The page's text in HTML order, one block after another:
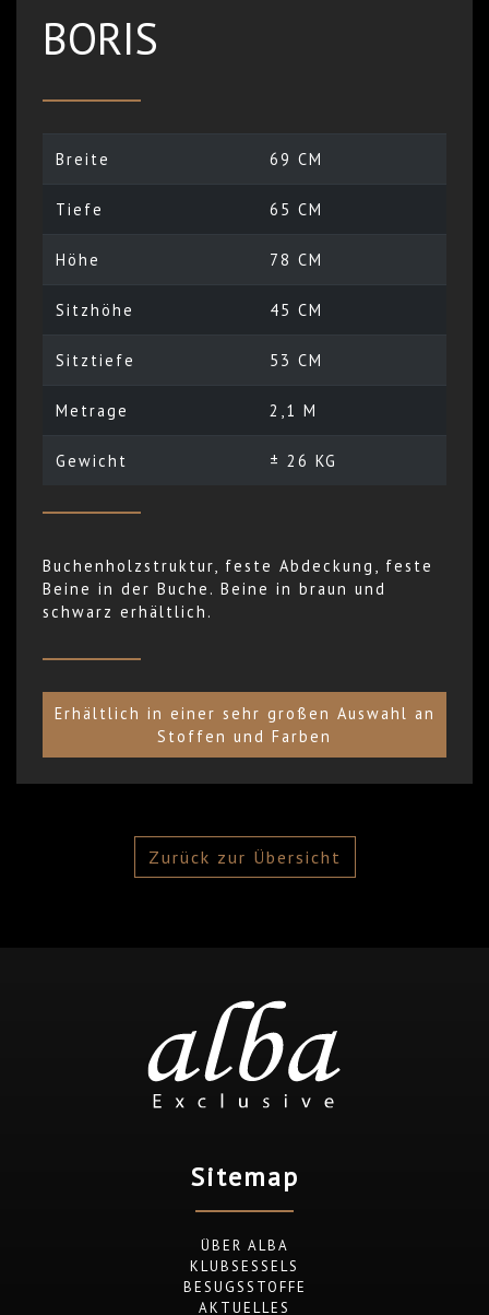
BORIS
Breite 69 CM
Tiefe 65 CM
Höhe 78 CM
Sitzhöhe 45 CM
Sitztiefe 53 CM
Metrage 2,1 M
Gewicht ± 26 KG
Buchenholzstruktur, feste Abdeckung, feste
Beine in der Buche. Beine in braun und
schwarz erhältlich.
Erhältlich in einer sehr großen Auswahl an
Stoffen und Farben
Zurück zur Übersicht
Sitemap
ÜBER ALBA
KLUBSESSELS
BESUGSSTOFFE
AKTUELLES